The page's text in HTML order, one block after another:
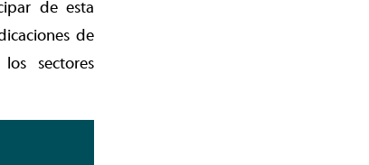
de esta
de
sectores